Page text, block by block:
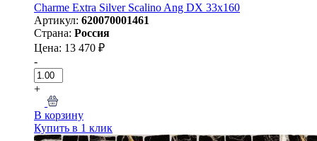
Charme Extra Silver Scalino Ang DX 33х160
Артикул: 620070001461
Страна: Россия
Цена: 13 470 ₽
-
+
В корзину
Купить в 1 клик